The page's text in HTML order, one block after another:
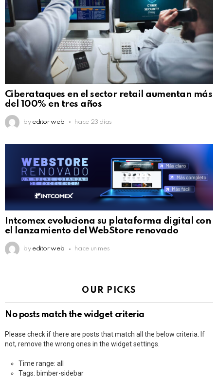
Ciberataques en el sector retail aumentan más
del 100% en tres años
by editor web hace 23 días
Intcomex evoluciona su plataforma digital con
el lanzamiento del WebStore renovado
by editor web hace un mes
OUR PICKS
No posts match the widget criteria
Please check if there are posts that match all the below criteria. If
not, remove the wrong ones in the widget settings.
Time range: all
Tags: bimber-sidebar